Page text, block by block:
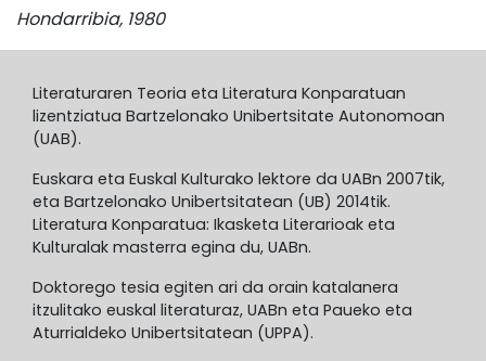
Hondarribia, 1980
Literaturaren Teoria eta Literatura Konparatuan
lizentziatua Bartzelonako Unibertsitate Autonomoan
(UAB).
Euskara eta Euskal Kulturako lektore da UABn 2007tik,
eta Bartzelonako Unibertsitatean (UB) 2014tik.
Literatura Konparatua: Ikasketa Literarioak eta
Kulturalak masterra egina du, UABn.
Doktorego tesia egiten ari da orain katalanera
itzulitako euskal literaturaz, UABn eta Paueko eta
Aturrialdeko Unibertsitatean (UPPA).